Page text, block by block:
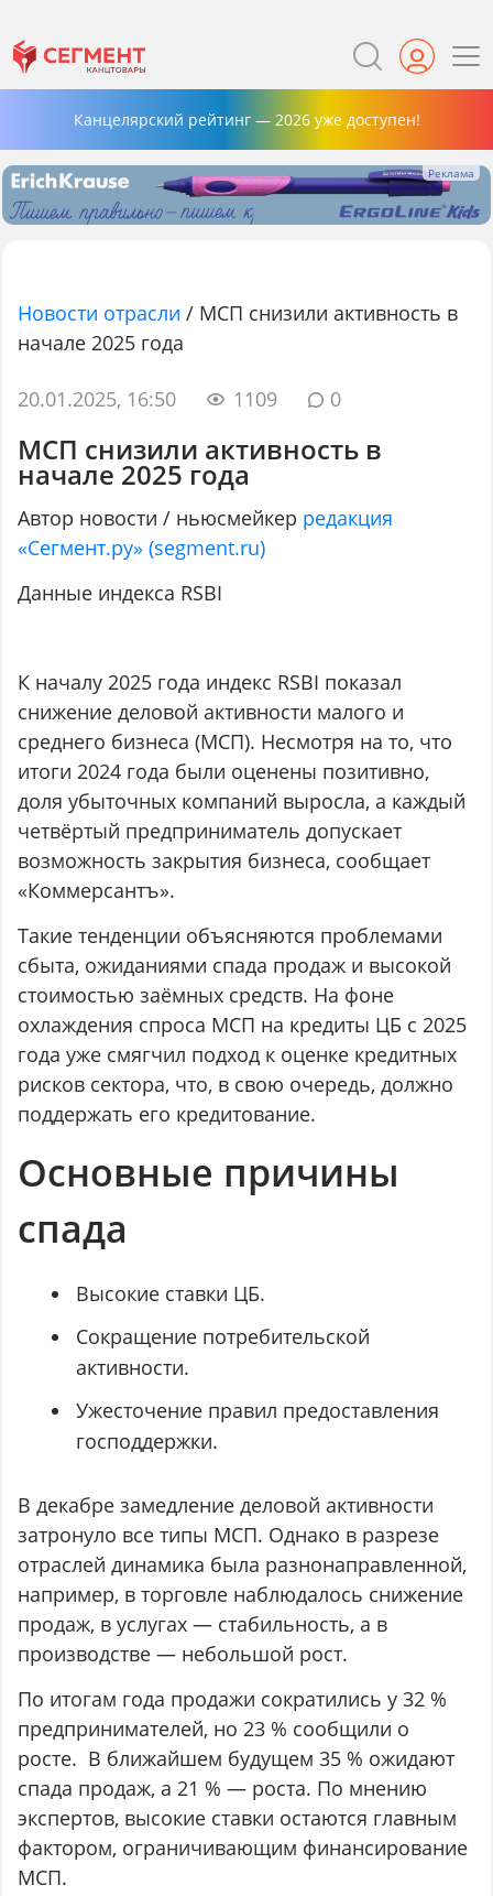
Канцелярский рейтинг — 2026 уже доступен!
Новости отрасли / МСП снизили активность в
начале 2025 года
20.01.2025, 16:50 1109 0
МСП снизили активность в
начале 2025 года
Автор новости / ньюсмейкер редакция
«Сегмент.ру» (segment.ru)
Данные индекса RSBI
К началу 2025 года индекс RSBI показал
снижение деловой активности малого и
среднего бизнеса (МСП). Несмотря на то, что
итоги 2024 года были оценены позитивно,
доля убыточных компаний выросла, а каждый
четвёртый предприниматель допускает
возможность закрытия бизнеса, сообщает
«Коммерсантъ».
Такие тенденции объясняются проблемами
сбыта, ожиданиями спада продаж и высокой
стоимостью заёмных средств. На фоне
охлаждения спроса МСП на кредиты ЦБ с 2025
года уже смягчил подход к оценке кредитных
рисков сектора, что, в свою очередь, должно
поддержать его кредитование.
Основные причины
спада
Высокие ставки ЦБ.
Сокращение потребительской
активности.
Ужесточение правил предоставления
господдержки.
В декабре замедление деловой активности
затронуло все типы МСП. Однако в разрезе
отраслей динамика была разнонаправленной,
например, в торговле наблюдалось снижение
продаж, в услугах — стабильность, а в
производстве — небольшой рост.
По итогам года продажи сократились у 32 %
предпринимателей, но 23 % сообщили о
росте. В ближайшем будущем 35 % ожидают
спада продаж, а 21 % — роста. По мнению
экспертов, высокие ставки остаются главным
фактором, ограничивающим финансирование
МСП.